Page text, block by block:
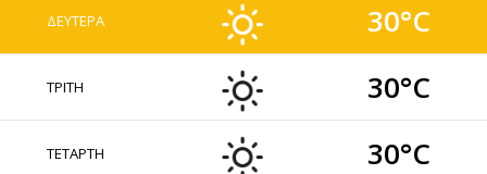
ΔΕΥΤΕΡΑ 30°C
ΤΡΙΤΗ 30°C
ΤΕΤΑΡΤΗ 30°C